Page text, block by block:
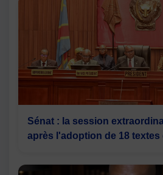
Sénat : la session
après l'adoption de 18 textes